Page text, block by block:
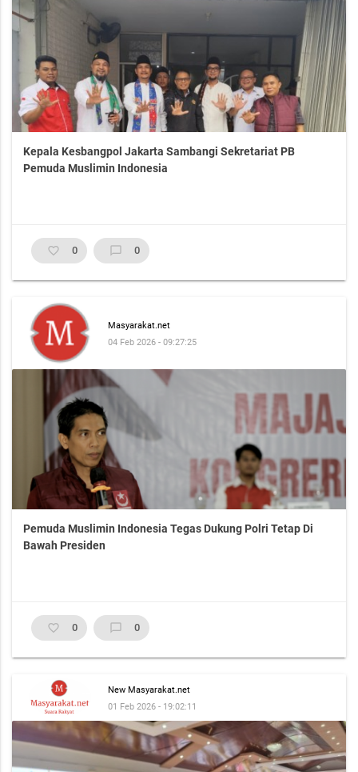
Kepala Kesbangpol Jakarta Sambangi Sekretariat PB
Pemuda Muslimin Indonesia
favorite_border 0 chat_bubble_outline 0
Masyarakat.net
04 Feb 2026 - 09:27:25
Pemuda Muslimin Indonesia Tegas Dukung Polri Tetap Di
Bawah Presiden
favorite_border 0 chat_bubble_outline 0
New Masyarakat.net
01 Feb 2026 - 19:02:11